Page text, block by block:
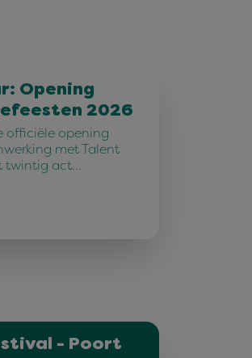
Opening
2026
officiële opening
met Talent
twintig act…
- Poort